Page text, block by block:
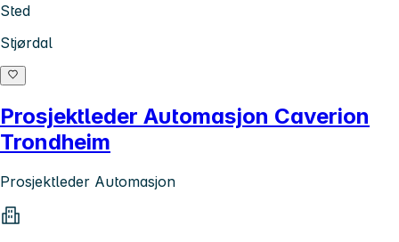
Sted
Stjørdal
Prosjektleder Automasjon Caverion
Trondheim
Prosjektleder Automasjon